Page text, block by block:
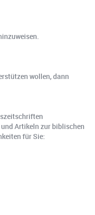
wollen, dann
Artikeln zur biblischen
für Sie: